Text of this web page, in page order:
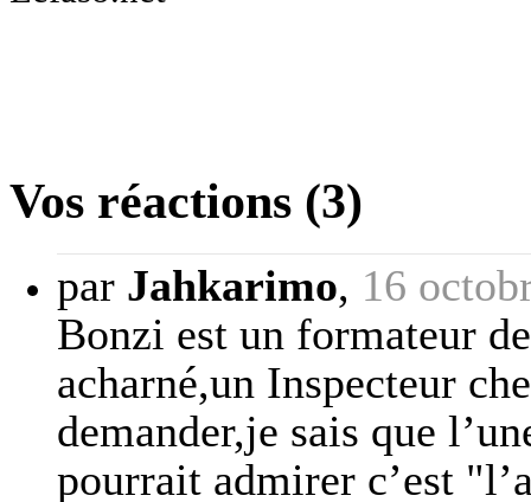
Vos réactions (3)
par Jahkarimo, 16
Bonzi est un formateur
acharné,un Inspecteur
demander,je sais que
pourrait admirer c’est